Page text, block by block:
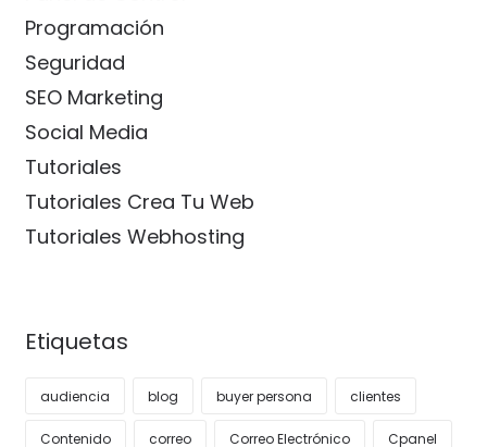
Programación
Seguridad
SEO Marketing
Social Media
Tutoriales
Tutoriales Crea Tu Web
Tutoriales Webhosting
Etiquetas
audiencia blog buyer persona clientes
Contenido correo Correo Electrónico Cpanel